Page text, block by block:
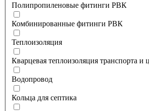
Полипропиленовые фитинги РВК
Комбинированные фитинги РВК
Теплоизоляция
Кварцевая теплоизоляция транспорта и
Водопровод
Кольца для септика